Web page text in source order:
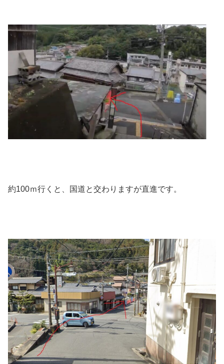
約100ｍ行くと、国道と交わりますが直進です。